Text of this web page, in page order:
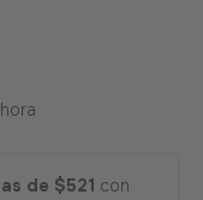
de $521 con